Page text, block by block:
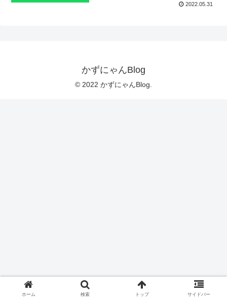
2022.05.31
かずにゃんBlog
© 2022 かずにゃんBlog.
ホーム 検索 トップ サイドバー